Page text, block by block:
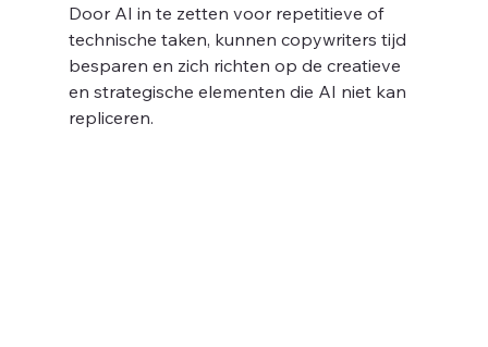
Door AI in te zetten voor repetitieve of
technische taken, kunnen copywriters tijd
besparen en zich richten op de creatieve
en strategische elementen die AI niet kan
repliceren.